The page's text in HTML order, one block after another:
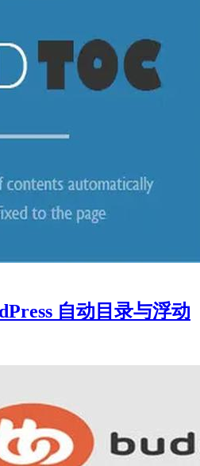
自动目录与浮动